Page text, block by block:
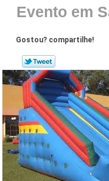
Evento em
Gostou? compartilhe!